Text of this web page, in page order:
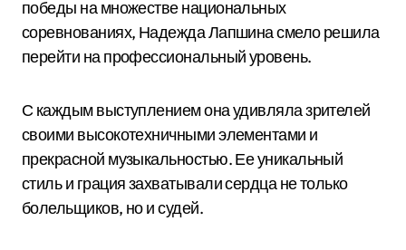
победы на множестве национальных
соревнованиях, Надежда Лапшина смело решила
перейти на профессиональный уровень.
С каждым выступлением она удивляла зрителей
своими высокотехничными элементами и
прекрасной музыкальностью. Ее уникальный
стиль и грация захватывали сердца не только
болельщиков, но и судей.